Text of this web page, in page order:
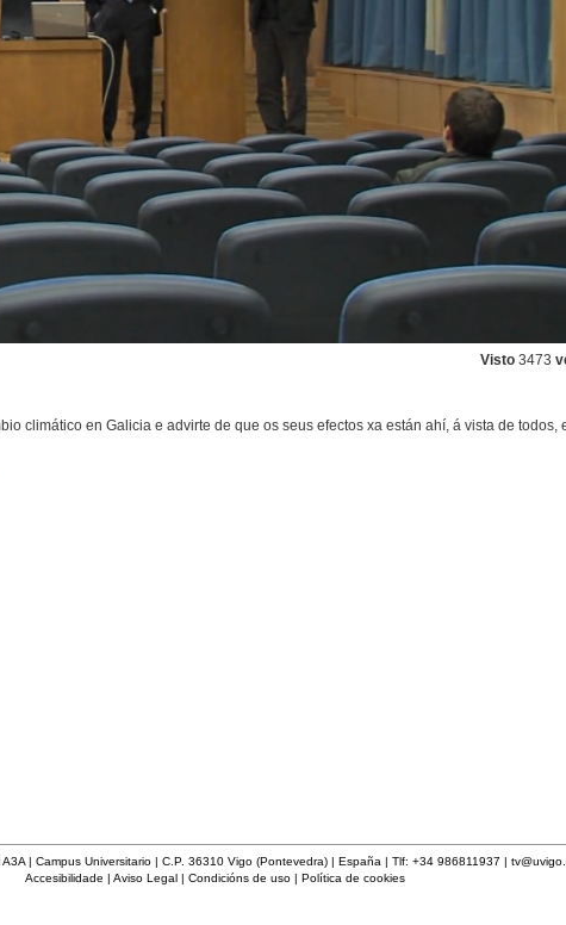
Visto 3473
climático en Galicia e advirte de que os seus efectos xa están ahí, á vista de todos,
| Campus Universitario | C.P. 36310 Vigo (Pontevedra) | España | Tlf: +34 986811937 |
Accesibilidade | Aviso Legal| Condicións de uso| Política de cookies